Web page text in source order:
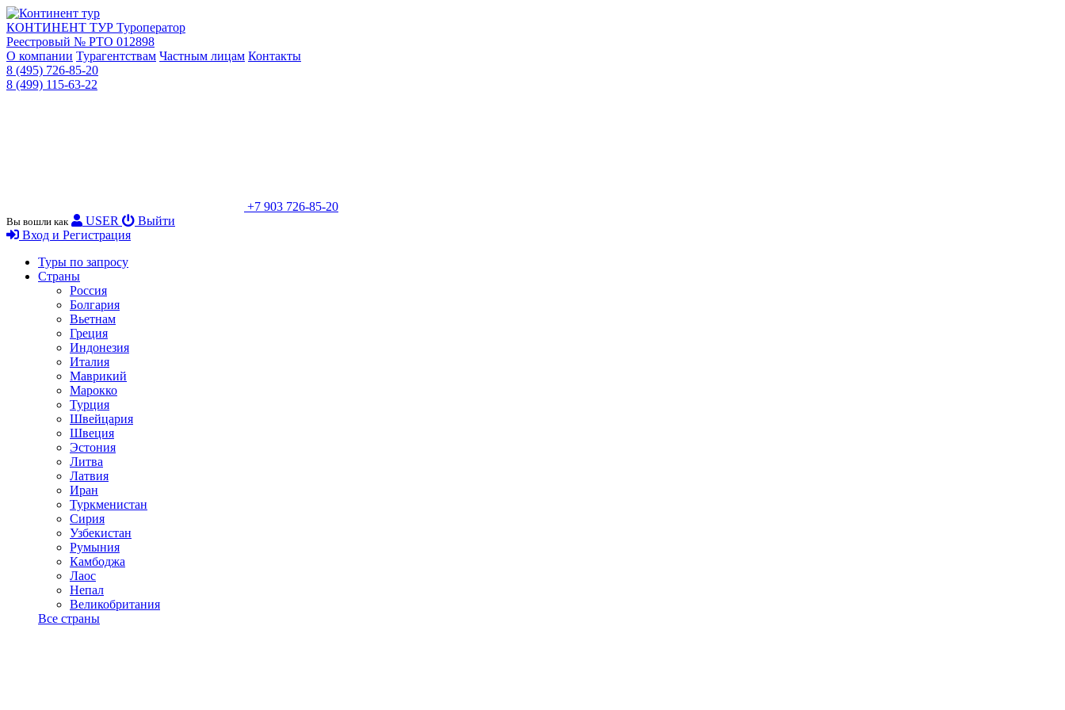
КОНТИНЕНТ ТУР Туроператор
Реестровый № РТО 012898
О компании Турагентствам Частным лицам Контакты
8 (495) 726-85-20
8 (499) 115-63-22
+7 903 726-85-20
Вы вошли как USER
Выйти
Вход и Регистрация
Туры по запросу
Страны
Россия
Болгария
Вьетнам
Греция
Индонезия
Италия
Маврикий
Марокко
Турция
Швейцария
Швеция
Эстония
Литва
Латвия
Иран
Туркменистан
Сирия
Узбекистан
Румыния
Камбоджа
Лаос
Непал
Великобритания
Все страны